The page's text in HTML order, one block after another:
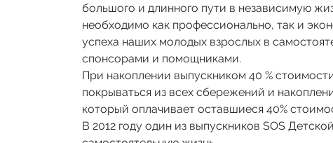
большого и длинного пути в независимую
необходимо как профессионально, так и
успеха наших молодых взрослых в
спонсорами и помощниками.
При накоплении выпускником 40 %
покрываться из всех сбережений и
который оплачивает оставшиеся 40%
В 2012 году один из выпускников SOS